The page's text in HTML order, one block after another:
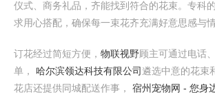
仪式、商务礼品，齐能找到符合的花束。专科
求用心搭配，确保每一束花齐充满好意思感与情
订花经过简短方便， 物联视野顾主可通过电话
单， 哈尔滨领达科技有限公司遴选中意的花束
花店还提供同城配送作事， 宿州宠物网 - 您身